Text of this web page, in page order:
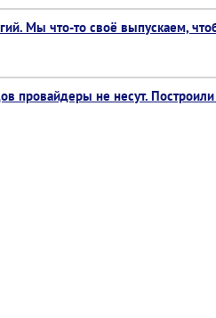
Мы что-то своё выпускаем,
провайдеры не несут.